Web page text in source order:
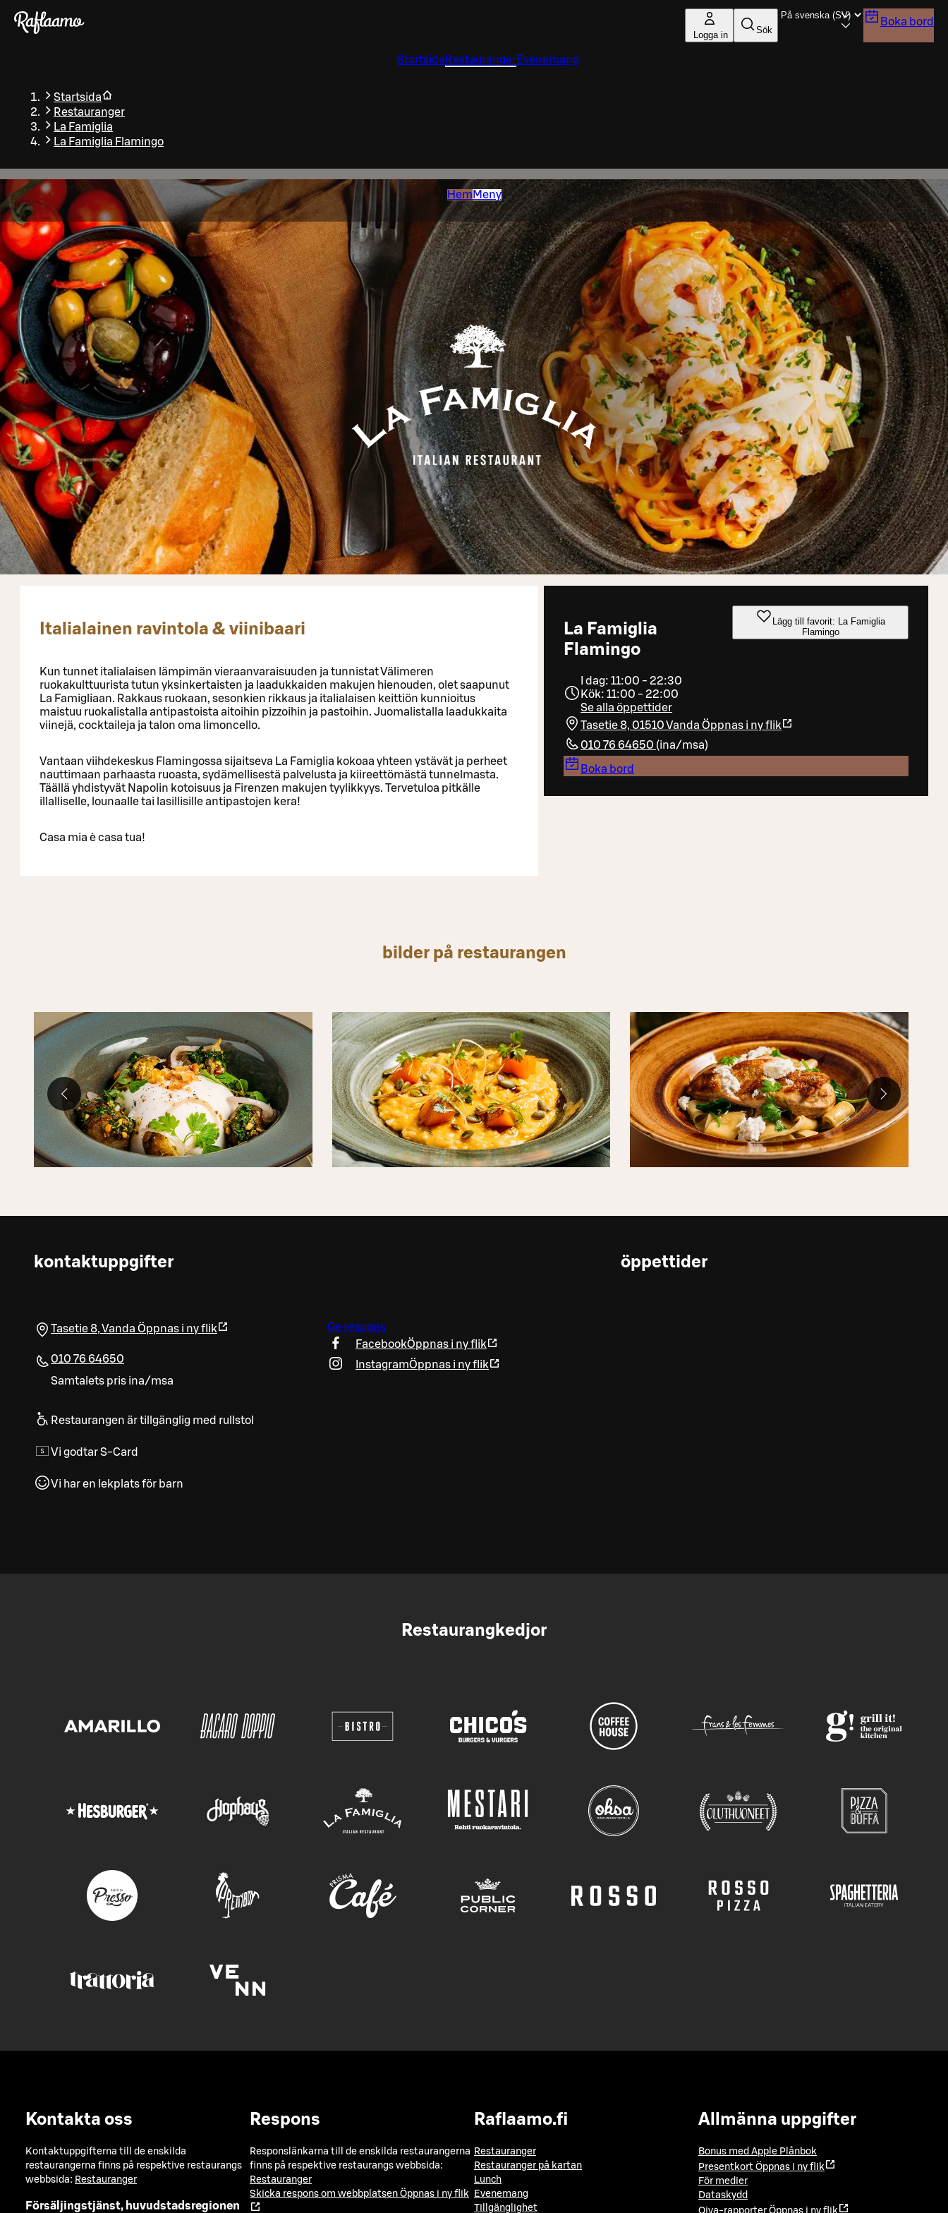
Gå till huvudinnehållet
Logga in Sök
Boka bord
Startsida RestaurangerEvenemang
Startsida
Restauranger
La Famiglia
La Famiglia Flamingo
Hem Meny
La Famiglia
Flamingo
Lägg till favorit: La Famiglia
Flamingo
I dag: 11:00 - 22:30
Kök: 11:00 - 22:00
Se alla öppettider
Tasetie 8, 01510 Vanda Öppnas i ny flik
010 76 64650 (ina/msa)
Boka bord
Italialainen ravintola & viinibaari
Kun tunnet italialaisen lämpimän vieraanvaraisuuden ja tunnistat Välimeren
ruokakulttuurista tutun yksinkertaisten ja laadukkaiden makujen hienouden, olet saapunut
La Famigliaan. Rakkaus ruokaan, sesonkien rikkaus ja italialaisen keittiön kunnioitus
maistuu ruokalistalla antipastoista aitoihin pizzoihin ja pastoihin. Juomalistalla laadukkaita
viinejä, cocktaileja ja talon oma limoncello.
Vantaan viihdekeskus Flamingossa sijaitseva La Famiglia kokoaa yhteen ystävät ja perheet
nauttimaan parhaasta ruoasta, sydämellisestä palvelusta ja kiireettömästä tunnelmasta.
Täällä yhdistyvät Napolin kotoisuus ja Firenzen makujen tyylikkyys. Tervetuloa pitkälle
illalliselle, lounaalle tai lasillisille antipastojen kera!
Casa mia è casa tua!
bilder på restaurangen
kontaktuppgifter
Tasetie 8,Vanda Öppnas i ny flik
010 76 64650
Samtalets pris ina/msa
Restaurangen är tillgänglig med rullstol
Vi godtar S-Card
Vi har en lekplats för barn
Ge respons
FacebookÖppnas i ny flik
InstagramÖppnas i ny flik
öppettider
Restaurangkedjor
Kontakta oss
Kontaktuppgifterna till de enskilda
restaurangerna finns på respektive restaurangs
webbsida: Restauranger
Försäljingstjänst, huvudstadsregionen
Respons
Responslänkarna till de enskilda restaurangerna
finns på respektive restaurangs webbsida:
Restauranger
Skicka respons om webbplatsen Öppnas i ny flik
Raflaamo.fi
Restauranger
Restauranger på kartan
Lunch
Evenemang
Tillgänglighet
Allmänna uppgifter
Bonus med Apple Plånbok
Presentkort Öppnas i ny flik
För medier
Dataskydd
Oiva-rapporter Öppnas i ny flik